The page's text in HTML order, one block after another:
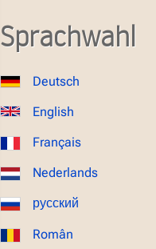
Sprachwahl
Deutsch
English
Français
Nederlands
русский
Român